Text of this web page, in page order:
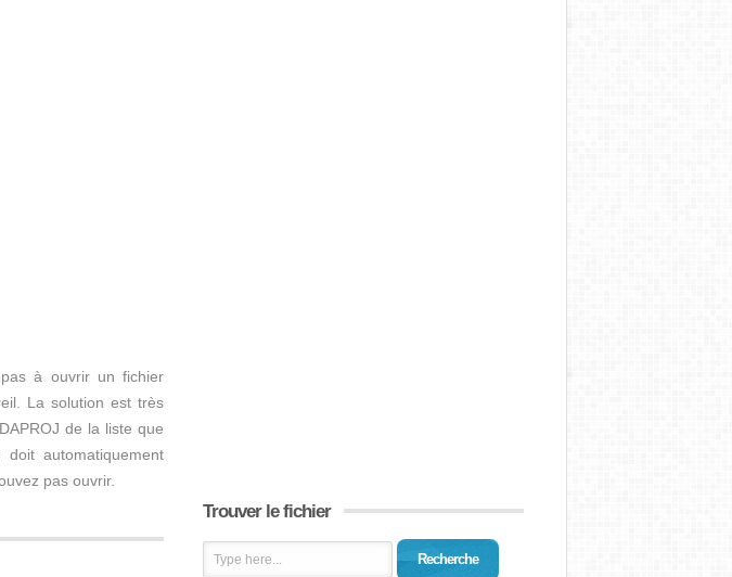
à ouvrir un fichier
La solution est très
de la liste que
automatiquement
pas ouvrir.
Trouver le fichier
Recherche